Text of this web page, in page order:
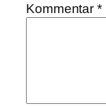
Kommentar*